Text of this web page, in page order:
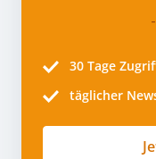
30 Tage
täglicher